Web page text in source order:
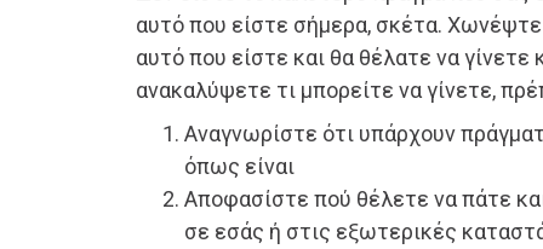
αυτό που είστε σήμερα, σκέτα.
αυτό που είστε και θα θέλατε να γίνετε
ανακαλύψετε τι μπορείτε να γίνετε,
Αναγνωρίστε ότι υπάρχουν
όπως είναι
Αποφασίστε πού θέλετε να πάτε
σε εσάς ή στις εξωτερικές